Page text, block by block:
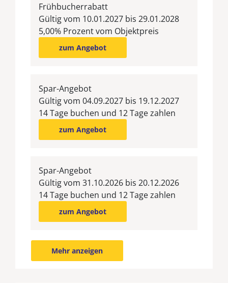
Frühbucherrabatt
Gültig vom 10.01.2027 bis 29.01.2028
5,00% Prozent vom Objektpreis
zum Angebot
Spar-Angebot
Gültig vom 04.09.2027 bis 19.12.2027
14 Tage buchen und 12 Tage zahlen
zum Angebot
Spar-Angebot
Gültig vom 31.10.2026 bis 20.12.2026
14 Tage buchen und 12 Tage zahlen
zum Angebot
Mehr anzeigen